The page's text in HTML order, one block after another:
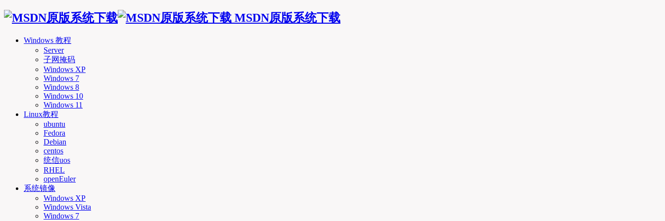
MSDN原版系统下载
Windows 教程
Server
子网掩码
Windows XP
Windows 7
Windows 8
Windows 10
Windows 11
Linux教程
ubuntu
Fedora
Debian
centos
统信uos
RHEL
openEuler
系统镜像
Windows XP
Windows Vista
Windows 7